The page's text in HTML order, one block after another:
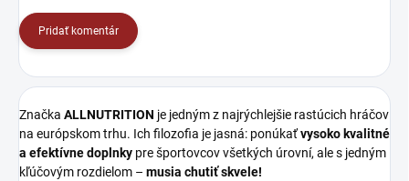
Pridať komentár
Značka ALLNUTRITION je jedným z najrýchlejšie rastúcich hráčov
na európskom trhu. Ich filozofia je jasná: ponúkaťvysoko kvalitné
a efektívne doplnky pre športovcov všetkých úrovní, ale s jedným
kľúčovým rozdielom – musia chutiť skvele!